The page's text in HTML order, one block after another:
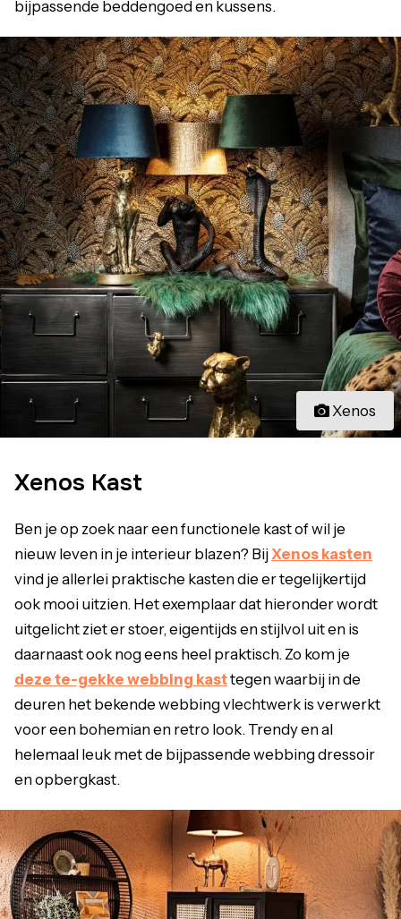
bijpassende beddengoed en kussens.
Xenos
Xenos Kast
Ben je op zoek naar een functionele kast of wil je
nieuw leven in je interieur blazen? BijXenos kasten
vind je allerlei praktische kasten die er tegelijkertijd
ook mooi uitzien. Het exemplaar dat hieronder wordt
uitgelicht ziet er stoer, eigentijds en stijlvol uit en is
daarnaast ook nog eens heel praktisch. Zo kom je
deze te-gekke webbing kasttegen waarbij in de
deuren het bekende webbing vlechtwerk is verwerkt
voor een bohemian en retro look. Trendy en al
helemaal leuk met de bijpassende webbing dressoir
en opbergkast.